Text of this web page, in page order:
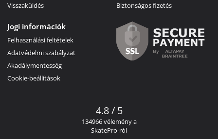
Visszaküldés
Biztonságos fizetés
Jogi információk
Felhasználási feltételek
Adatvédelmi szabályzat
Akadálymentesség
Cookie-beállítások
4.8 / 5
134966 vélemény a
SkatePro-ról